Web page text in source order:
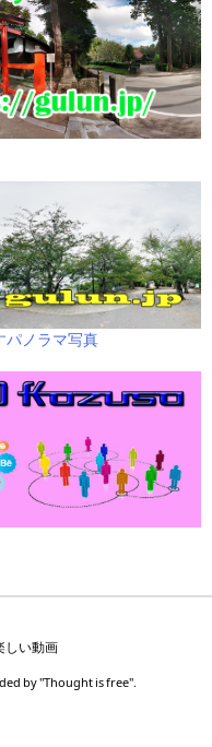
パノラマ写真
しい動画
by "Thought is free".